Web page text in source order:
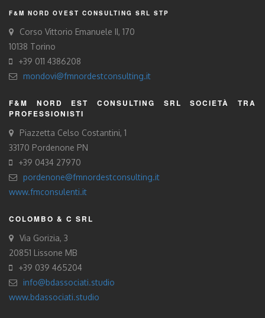
F&M NORD OVEST CONSULTING SRL STP
Corso Vittorio Emanuele II, 170
10138 Torino
+39 011 4386208
mondovi@fmnordestconsulting.it
F&M NORD EST CONSULTING SRL SOCIETÀ TRA
PROFESSIONISTI
Piazzetta Celso Costantini, 1
33170 Pordenone PN
+39 0434 27970
pordenone@fmnordestconsulting.it
www.fmconsulenti.it
COLOMBO & C SRL
Via Gorizia, 3
20851 Lissone MB
+39 039 465204
info@bdassociati.studio
www.bdassociati.studio